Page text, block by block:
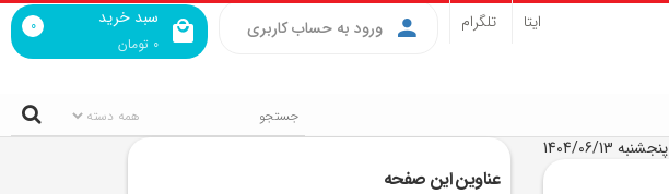
سبد خرید
0 تومان
0 ورود به حساب کاربری ایتا تلگرام
پنجشنبه 1404/06/13
عناوین این صفحه